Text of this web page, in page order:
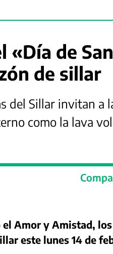
«Día de
de sillar
del Sillar invitan a
como la lava
Amor y Amistad,
este lunes 14 de